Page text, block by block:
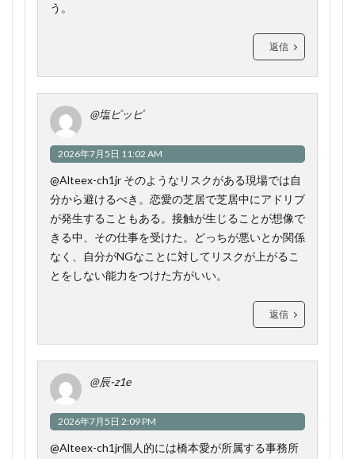
う。
返信
@塩ピッピ
2026年7月5日 11:02 AM
@Alteex-ch1jr そのようなリスクがある現場では自
分から避けるべき。恋愛の芝居で芝居中にアドリブ
が発生することもある。接触が生じることが想像で
きる中、その仕事を受けた。どっちが悪いとか関係
なく、自分がNGなことに対してリスクが上がるこ
とをしない能力をつけた方がいい。
返信
@辰-z1e
2026年7月5日 2:09 PM
​@Alteex-ch1jr個人的には橋本愛が所属する事務所